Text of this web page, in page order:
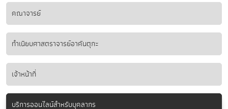
คณาจารย์
ทำเนียบศาสตราจารย์อาคันตุกะ
เจ้าหน้าที่
บริการออนไลน์สำหรับบุคลากร